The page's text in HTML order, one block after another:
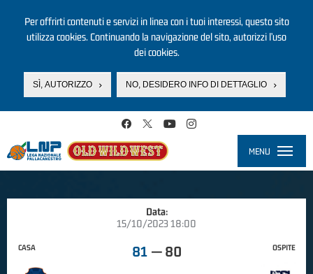
Per offrirti contenuti e servizi in linea con i tuoi interessi, questo sito
utilizza cookies. Continuando la navigazione del sito, autorizzi l’uso
dei cookies.
SÌ, AUTORIZZO NO, DESIDERO INFO DI DETTAGLIO
MENU
Data:
15/10/2023 18:00
CASA 81 — 80 OSPITE